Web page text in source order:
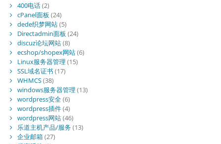
400电话(2)
cPanel面板 (24)
dede织梦网站(5)
Directadmin面板 (24)
discuz论坛网站(8)
ecshop/shopex网站(6)
Linux服务器管理 (15)
SSL域名证书 (17)
WHMCS(38)
windows服务器管理 (13)
wordpress安全(6)
wordpress插件(4)
wordpress网站(46)
乐道主机产品/服务(13)
企业邮箱(27)